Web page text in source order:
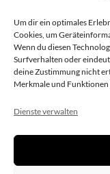
Um dir ein optimales
Cookies, um
Wenn du diesen
Surfverhalten oder
deine Zustimmung nicht
Merkmale und
Dienste verwalten
Copyright 2020